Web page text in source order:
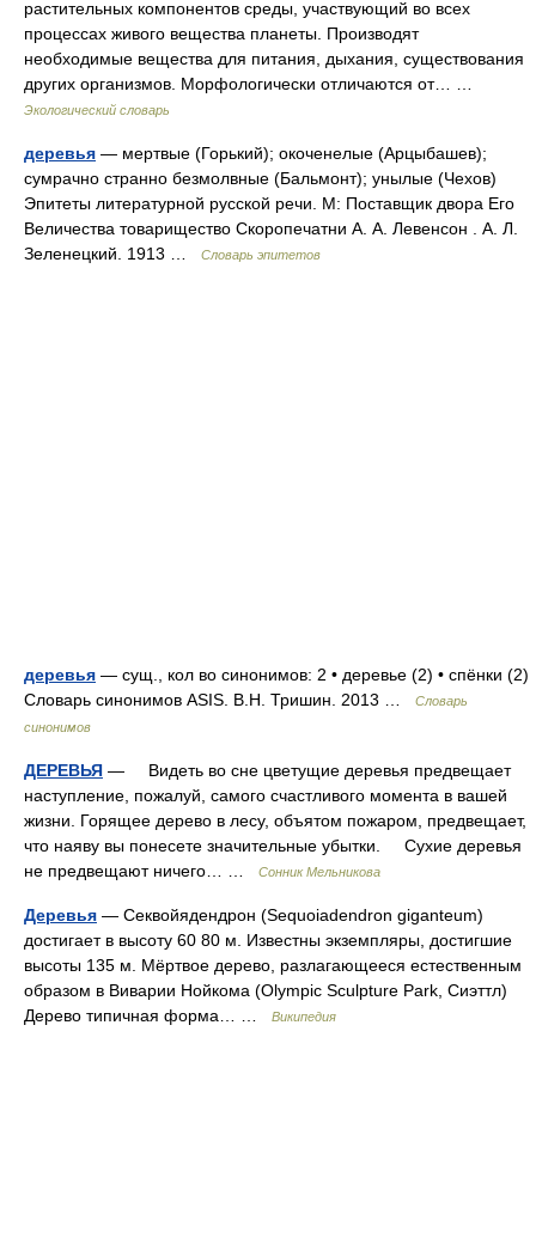
растительных компонентов среды, участвующий во всех
процессах живого вещества планеты. Производят
необходимые вещества для питания, дыхания, существования
других организмов. Морфологически отличаются от… …
Экологический словарь
деревья — мертвые (Горький); окоченелые (Арцыбашев);
сумрачно странно безмолвные (Бальмонт); унылые (Чехов)
Эпитеты литературной русской речи. М: Поставщик двора Его
Величества товарищество Скоропечатни А. А. Левенсон . А. Л.
Зеленецкий. 1913 …
Словарь эпитетов
деревья — сущ., кол во синонимов: 2 • деревье (2) • спёнки (2)
Словарь синонимов ASIS. В.Н. Тришин. 2013 …
Словарь
синонимов
ДЕРЕВЬЯ — Видеть во сне цветущие деревья предвещает
наступление, пожалуй, самого счастливого момента в вашей
жизни. Горящее дерево в лесу, объятом пожаром, предвещает,
что наяву вы понесете значительные убытки. Сухие деревья
не предвещают ничего… …
Сонник Мельникова
Деревья — Секвойядендрон (Sequoiadendron giganteum)
достигает в высоту 60 80 м. Известны экземпляры, достигшие
высоты 135 м. Мёртвое дерево, разлагающееся естественным
образом в Виварии Нойкома (Olympic Sculpture Park, Сиэттл)
Дерево типичная форма… …
Википедия